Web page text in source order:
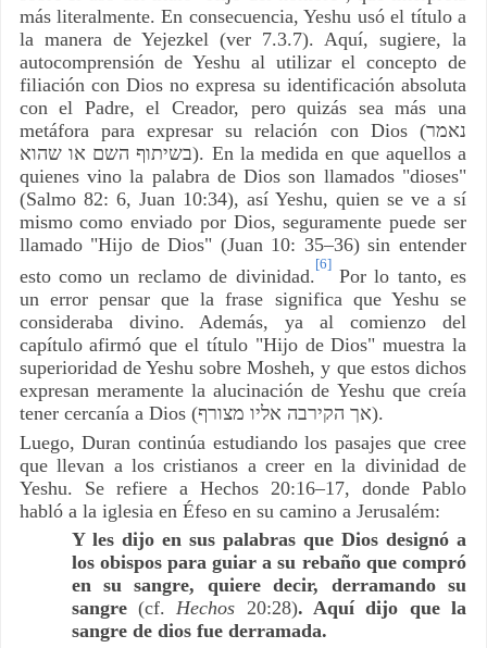
más literalmente. En consecuencia, Yeshu usó el título a
la manera de Yejezkel (ver 7.3.7). Aquí, sugiere, la
autocomprensión de Yeshu al utilizar el concepto de
filiación con Dios no expresa su identificación absoluta
con el Padre, el Creador, pero quizás sea más una
metáfora para expresar su relación con Dios (נאמר
בשיתוף השם או שהוא). En la medida en que aquellos a
quienes vino la palabra de Dios son llamados "dioses"
(Salmo 82: 6, Juan 10:34), así Yeshu, quien se ve a sí
mismo como enviado por Dios, seguramente puede ser
llamado "Hijo de Dios" (Juan 10: 35–36) sin entender
esto como un reclamo de divinidad.
[6]
Por lo tanto, es
un error pensar que la frase significa que Yeshu se
consideraba divino. Además, ya al comienzo del
capítulo afirmó que el título "Hijo de Dios" muestra la
superioridad de Yeshu sobre Mosheh, y que estos dichos
expresan meramente la alucinación de Yeshu que creía
tener cercanía a Dios (אך הקירבה אליו מצורף).
Luego, Duran continúa estudiando los pasajes que cree
que llevan a los cristianos a creer en la divinidad de
Yeshu. Se refiere a Hechos 20:16–17, donde Pablo
habló a la iglesia en Éfeso en su camino a Jerusalém:
Y les dijo en sus palabras que Dios designó a
los obispos para guiar a su rebaño que compró
en su sangre, quiere decir, derramando su
sangre (cf.Hechos 20:28). Aquí dijo que la
sangre de dios fue derramada.